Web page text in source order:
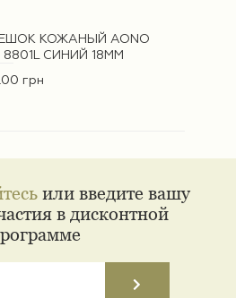
КОЖАНЫЙ AONO
8801L СИНИЙ 18ММ
грн
или введите вашу
в дисконтной